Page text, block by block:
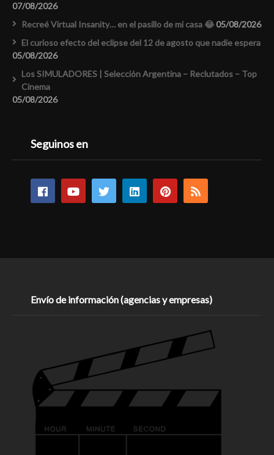
07/08/2026
Recreé Virtual Insanity… en el pasillo de mi casa 😂05/08/2026
El curioso efecto del eclipse del 12 de agosto que nadie espera
05/08/2026
Los SIMULADORES | Selección Argentina – Reclutados – Top
Cinema
05/08/2026
Seguinos en
Envío de información (agencias y empresas)